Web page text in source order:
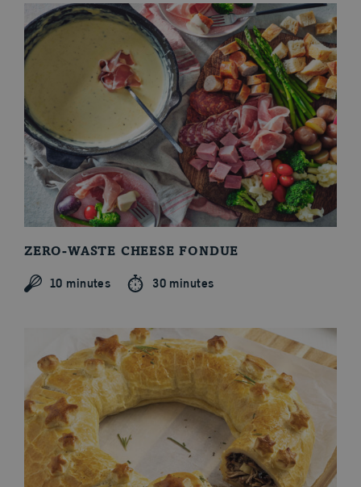
Our Recipes
ZERO-WASTE CHEESE FONDUE
10 minutes 30 minutes